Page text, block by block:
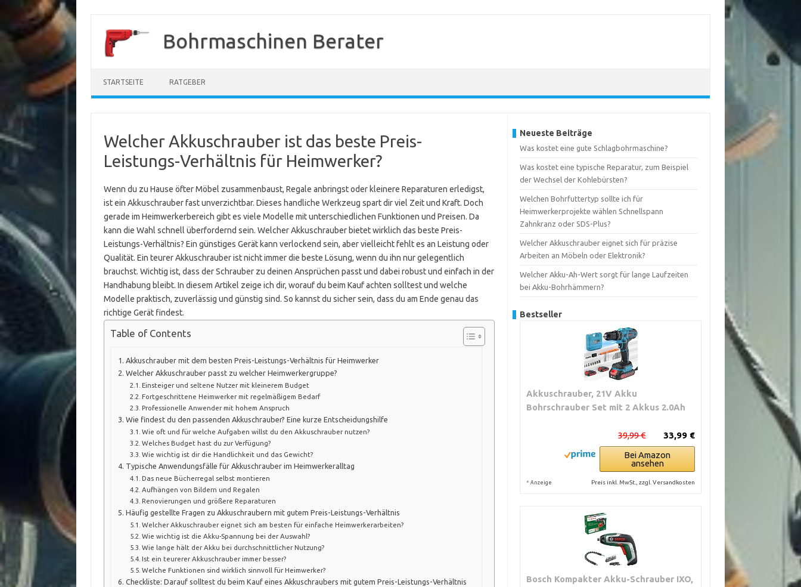
springen
Bohrmaschinen Berater
STARTSEITE RATGEBER
Welcher Akkuschrauber ist das beste Preis-
Leistungs-Verhältnis für Heimwerker?
Wenn du zu Hause öfter Möbel zusammenbaust, Regale anbringst oder kleinere Reparaturen erledigst,
ist ein Akkuschrauber fast unverzichtbar. Dieses handliche Werkzeug spart dir viel Zeit und Kraft. Doch
gerade im Heimwerkerbereich gibt es viele Modelle mit unterschiedlichen Funktionen und Preisen. Da
kann die Wahl schnell überfordernd sein. Welcher Akkuschrauber bietet wirklich das beste Preis-
Leistungs-Verhältnis? Ein günstiges Gerät kann verlockend sein, aber vielleicht fehlt es an Leistung oder
Qualität. Ein teurer Akkuschrauber ist nicht immer die beste Lösung, wenn du ihn nur gelegentlich
brauchst. Wichtig ist, dass der Schrauber zu deinen Ansprüchen passt und dabei robust und einfach in der
Handhabung bleibt. In diesem Artikel zeige ich dir, worauf du beim Kauf achten solltest und welche
Modelle praktisch, zuverlässig und günstig sind. So kannst du sicher sein, dass du am Ende genau das
richtige Gerät findest.
Table of Contents
Akkuschrauber mit dem besten Preis-Leistungs-Verhältnis für Heimwerker
Welcher Akkuschrauber passt zu welcher Heimwerkergruppe?
Einsteiger und seltene Nutzer mit kleinerem Budget
Fortgeschrittene Heimwerker mit regelmäßigem Bedarf
Professionelle Anwender mit hohem Anspruch
Wie findest du den passenden Akkuschrauber? Eine kurze Entscheidungshilfe
Wie oft und für welche Aufgaben willst du den Akkuschrauber nutzen?
Welches Budget hast du zur Verfügung?
Wie wichtig ist dir die Handlichkeit und das Gewicht?
Typische Anwendungsfälle für Akkuschrauber im Heimwerkeralltag
Das neue Bücherregal selbst montieren
Aufhängen von Bildern und Regalen
Renovierungen und größere Reparaturen
Häufig gestellte Fragen zu Akkuschraubern mit gutem Preis-Leistungs-Verhältnis
Welcher Akkuschrauber eignet sich am besten für einfache Heimwerkerarbeiten?
Wie wichtig ist die Akku-Spannung bei der Auswahl?
Wie lange hält der Akku bei durchschnittlicher Nutzung?
Ist ein teurerer Akkuschrauber immer besser?
Welche Funktionen sind wirklich sinnvoll für Heimwerker?
Checkliste: Darauf solltest du beim Kauf eines Akkuschraubers mit gutem Preis-Leistungs-Verhältnis
Neueste Beiträge
Was kostet eine gute Schlagbohrmaschine?
Was kostet eine typische Reparatur, zum Beispiel
der Wechsel der Kohlebürsten?
Welchen Bohrfuttertyp sollte ich für
Heimwerkerprojekte wählen Schnellspann
Zahnkranz oder SDS-Plus?
Welcher Akkuschrauber eignet sich für präzise
Arbeiten an Möbeln oder Elektronik?
Welcher Akku-Ah-Wert sorgt für lange Laufzeiten
bei Akku-Bohrhämmern?
Bestseller
Akkuschrauber, 21V Akku
Bohrschrauber Set mit 2 Akkus 2.0Ah
33,99 €
39,99 €
Bei Amazon
ansehen
* Anzeige Preis inkl. MwSt., zzgl. Versandkosten
Bosch Kompakter Akku-Schrauber IXO,